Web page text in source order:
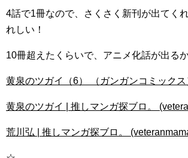
4話で1冊なので、さくさく新刊が出てく
れしい！
10冊超えたくらいで、アニメ化話が出る
黄泉のツガイ（6） （ガンガンコミックス
黄泉のツガイ | 推しマンガ探ブロ。
荒川弘 | 推しマンガ探ブロ。